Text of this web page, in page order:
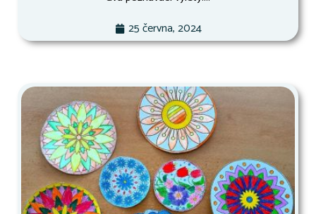
25 června, 2024